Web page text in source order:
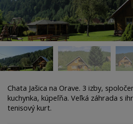
Chata Jašica na Orave. 3 izby,
kuchynka, kúpeľňa. Veľká záhrada s
tenisový kurt.